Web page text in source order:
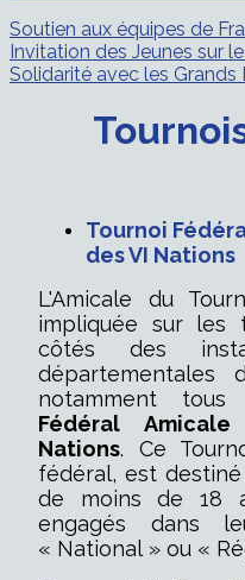
Soutien aux équipes de
Invitation des Jeunes sur
Solidarité avec les Grands
Tournoi
des VI Nations
L'Amicale du
impliquée sur les
côtés des
départementales
notamment
Fédéral
Nations. Ce
fédéral, est
de moins de 18
engagés dans
« National » ou «